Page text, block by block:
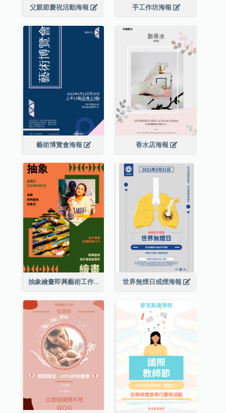
父親節慶祝活動海報 手工作坊海報
藝術博覽會海報 香水店海報
抽象繪畫即興藝術工作坊海報 世界無煙日戒煙海報